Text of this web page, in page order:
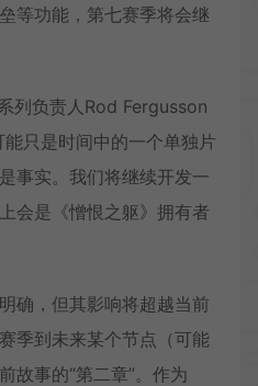
等功能，第七赛季将会继
列负责人Rod Fergusson
只是时间中的一个单独片
事实。我们将继续开发一
会是《憎恨之躯》拥有者
确，但其影响将超越当前
季到未来某个节点（可能
故事的“第二章”。作为